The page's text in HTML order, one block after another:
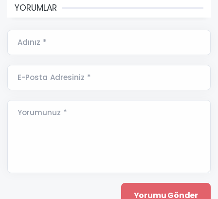
YORUMLAR
Adınız *
E-Posta Adresiniz *
Yorumunuz *